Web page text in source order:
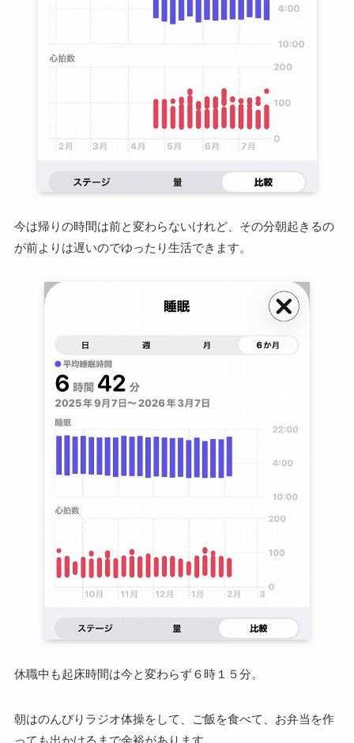
今は帰りの時間は前と変わらないけれど、その分朝起きるの
が前よりは遅いのでゆったり生活できます。
休職中も起床時間は今と変わらず６時１５分。
朝はのんびりラジオ体操をして、ご飯を食べて、お弁当を作
っても出かけるまで余裕があります。